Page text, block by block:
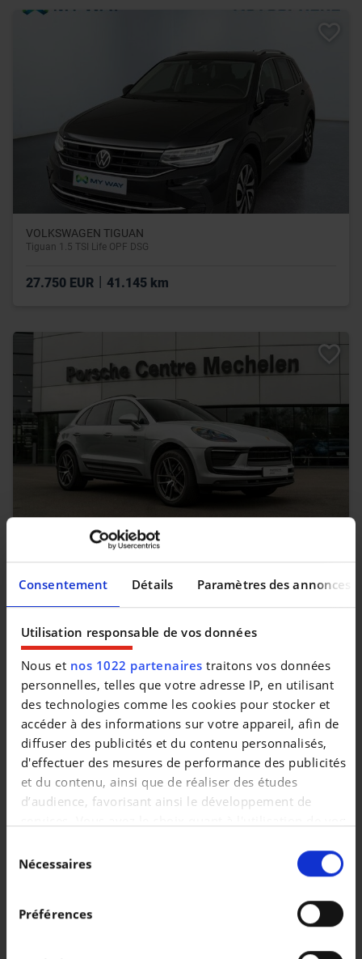
Consentement Détails Paramètres des annonces
Utilisation responsable de vos données
Nous et nos 1022 partenaires traitons vos données
personnelles, telles que votre adresse IP, en utilisant
des technologies comme les cookies pour stocker et
accéder à des informations sur votre appareil, afin de
diffuser des publicités et du contenu personnalisés,
d'effectuer des mesures de performance des publicités
et du contenu, ainsi que de réaliser des études
d’audience, favorisant ainsi le développement de
services. Vous avez le choix quant à l'utilisation de vos
retirer votre consentement à tout moment en
consultant la Déclaration relative aux cookies ou en
duNécessaires
Préférences
VOLKSWAGEN TIGUAN
Tiguan 1.5 TSI Life OPF DSG
27.750 EUR | 41.145 km
PORSCHE MACAN
77.995 EUR|10.355 km